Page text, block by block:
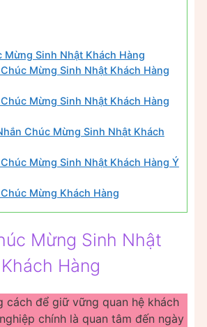
Mừng Sinh Nhật Khách Hàng
Mừng Sinh Nhật Khách Hàng
Mừng Sinh Nhật Khách Hàng
Chúc Mừng Sinh Nhật Khách
Mừng Sinh Nhật Khách Hàng Ý
Mừng Khách Hàng
Mừng Sinh Nhật
Khách Hàng
cách để giữ vững quan hệ khách
chính là quan tâm đến ngày